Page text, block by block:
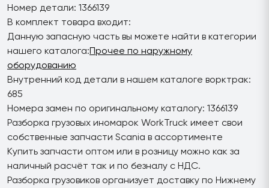
Номер детали: 1366139
В комплект товара входит:
Данную запасную часть вы можете найти в категории
нашего каталога:Прочее по наружному
оборудованию
Внутренний код детали в нашем каталоге ворктрак:
685
Номера замен по оригинальному каталогу: 1366139
Разборка грузовых иномарок WorkTruck имеет свои
собственные запчасти Scania в ассортименте
Купить запчасти оптом или в розницу можно как за
наличный расчёт так и по безналу с НДС.
Разборка грузовиков организует доставку по Нижнему